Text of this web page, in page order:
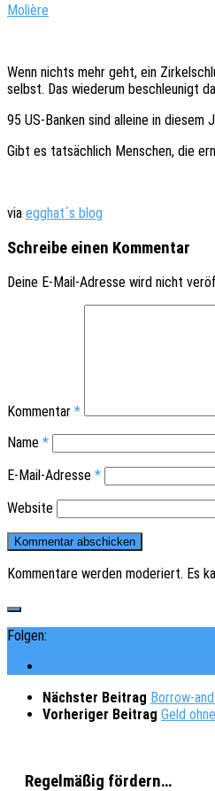
Moliè­re
Wenn nichts mehr geht, ein
selbst. Das wieder­um beschleu­nigt
95 US-Banken sind allei­ne in
Gibt es tatsäch­lich Menschen, die
via egghat´s blog
Schreibe einen Kommentar
Deine E-Mail-Adresse wird nicht
Kommentar *
Name *
E-Mail-Adresse *
Website
Kommentare werden moderiert. Es
Folgen:
Nächster Beitrag Borrow-
Vorheriger Beitrag Geld
Regelmäßig fördern…